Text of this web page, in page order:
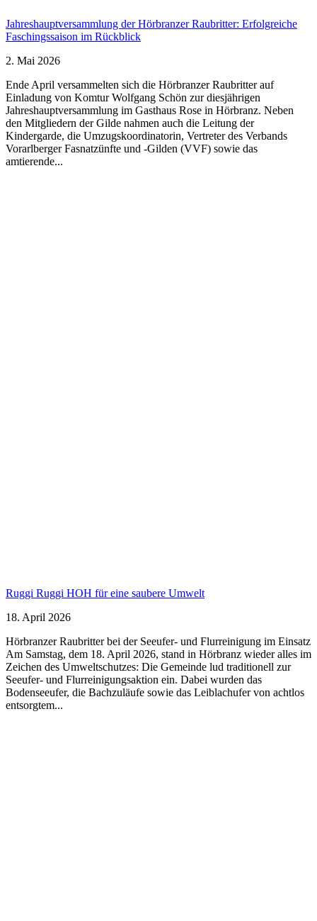
Jahreshauptversammlung der Hörbranzer Raubritter: Erfolgreiche
Faschingssaison im Rückblick
2. Mai 2026
Ende April versammelten sich die Hörbranzer Raubritter auf
Einladung von Komtur Wolfgang Schön zur diesjährigen
Jahreshauptversammlung im Gasthaus Rose in Hörbranz. Neben
den Mitgliedern der Gilde nahmen auch die Leitung der
Kindergarde, die Umzugskoordinatorin, Vertreter des Verbands
Vorarlberger Fasnatzünfte und -Gilden (VVF) sowie das
amtierende...
Ruggi Ruggi HOH für eine saubere Umwelt
18. April 2026
Hörbranzer Raubritter bei der Seeufer- und Flurreinigung im Einsatz
Am Samstag, dem 18. April 2026, stand in Hörbranz wieder alles im
Zeichen des Umweltschutzes: Die Gemeinde lud traditionell zur
Seeufer- und Flurreinigungsaktion ein. Dabei wurden das
Bodenseeufer, die Bachzuläufe sowie das Leiblachufer von achtlos
entsorgtem...